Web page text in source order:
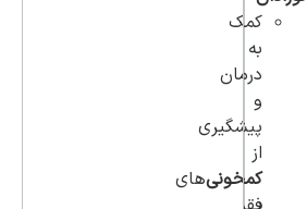
کمک
به
درمان
و
پیشگیری
از
کمخونی‌های